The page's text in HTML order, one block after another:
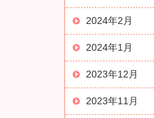
2024年2月
2024年1月
2023年12月
2023年11月